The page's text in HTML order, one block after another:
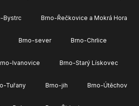
Bystrc Brno-Řečkovice a Mokrá Hora
Brno-sever Brno-Chrlice
Ivanovice Brno-Starý Lískovec
Tuřany Brno-jih Brno-Útěchov